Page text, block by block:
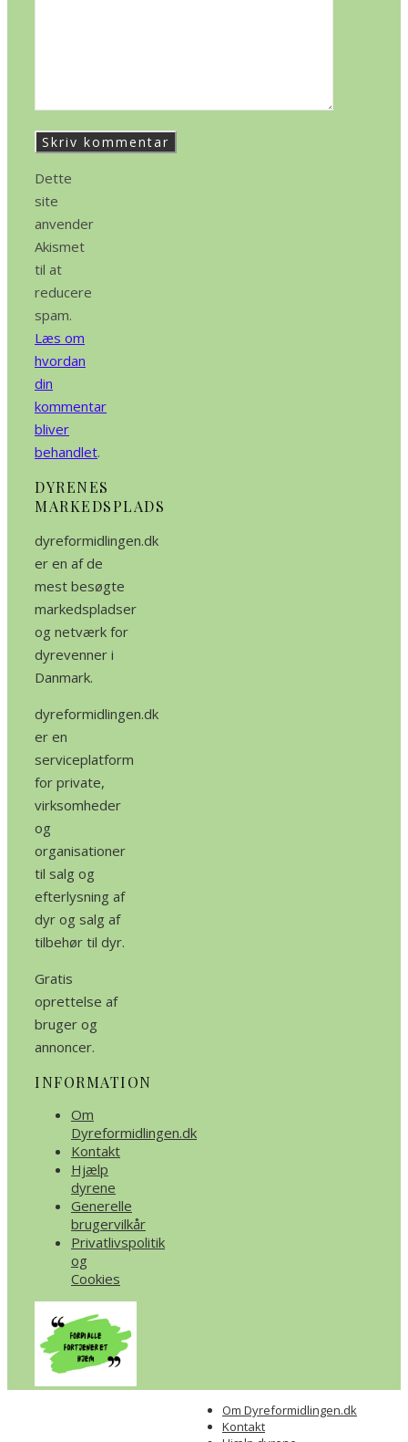
Dette
site
anvender
Akismet
til at
reducere
spam.
Læs om
hvordan
din
kommentar
bliver
behandlet.
DYRENES
MARKEDSPLADS
dyreformidlingen.dk
er en af de
mest besøgte
markedspladser
og netværk for
dyrevenner i
Danmark.
dyreformidlingen.dk
er en
serviceplatform
for private,
virksomheder
og
organisationer
til salg og
efterlysning af
dyr og salg af
tilbehør til dyr.
Gratis
oprettelse af
bruger og
annoncer.
INFORMATION
Om
Dyreformidlingen.dk
Kontakt
Hjælp
dyrene
Generelle
brugervilkår
Privatlivspolitik
og
Cookies
Om Dyreformidlingen.dk
Kontakt